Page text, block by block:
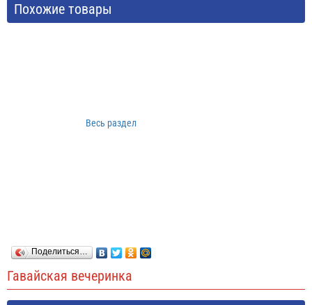
Похожие товары
Весь раздел
Поделиться…
Гавайская вечеринка